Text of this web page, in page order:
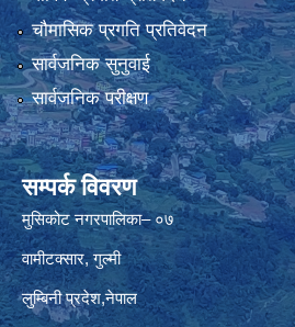
चौमासिक प्रगति प्रतिवेदन
सार्वजनिक सुनुवाई
सार्वजनिक परीक्षण
सम्पर्क विवरण
मुसिकोट नगरपालिका– ०७
वामीटक्सार, गुल्मी
लुम्बिनी प्रदेश,नेपाल